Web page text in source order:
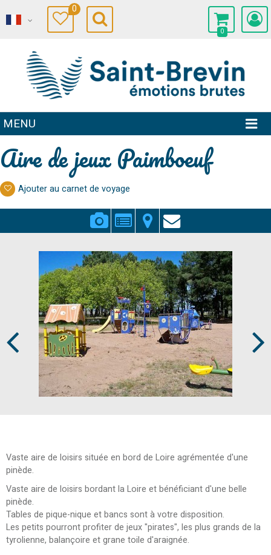
0
0
MENU
Aire de jeux Paimboeuf
Ajouter au carnet de voyage
Vaste aire de loisirs située en bord de Loire agrémentée d'une
pinède.
Vaste aire de loisirs bordant la Loire et bénéficiant d'une belle
pinède.
Tables de pique-nique et bancs sont à votre disposition.
Les petits pourront profiter de jeux "pirates", les plus grands de la
tyrolienne, balançoire et grane toile d'araignée.